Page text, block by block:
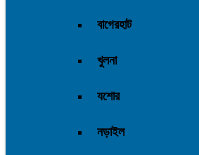
বাগেরহাট
খুলনা
যশোর
নড়াইল